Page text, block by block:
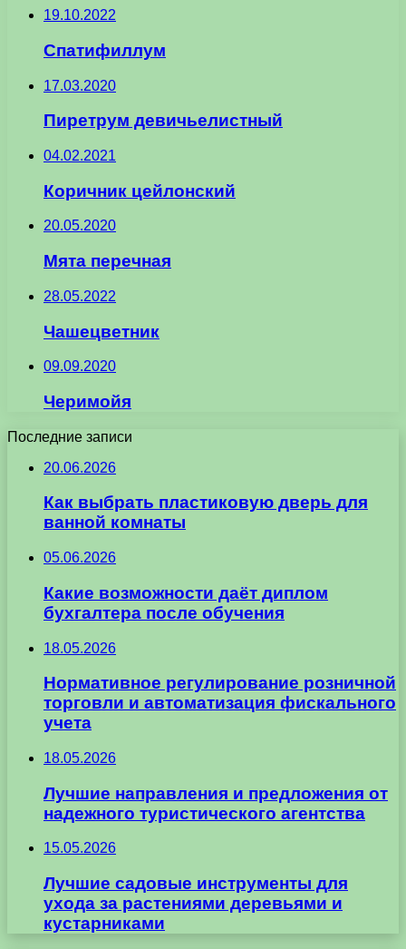
19.10.2022
Спатифиллум
17.03.2020
Пиретрум девичьелистный
04.02.2021
Коричник цейлонский
20.05.2020
Мята перечная
28.05.2022
Чашецветник
09.09.2020
Черимойя
Последние записи
20.06.2026
Как выбрать пластиковую дверь для
ванной комнаты
05.06.2026
Какие возможности даёт диплом
бухгалтера после обучения
18.05.2026
Нормативное регулирование розничной
торговли и автоматизация фискального
учета
18.05.2026
Лучшие направления и предложения от
надежного туристического агентства
15.05.2026
Лучшие садовые инструменты для
ухода за растениями деревьями и
кустарниками